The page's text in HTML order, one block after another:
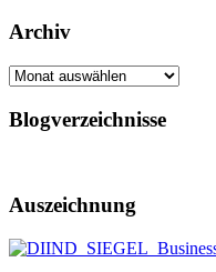
Archiv
Archiv
Blogverzeichnisse
Auszeichnung